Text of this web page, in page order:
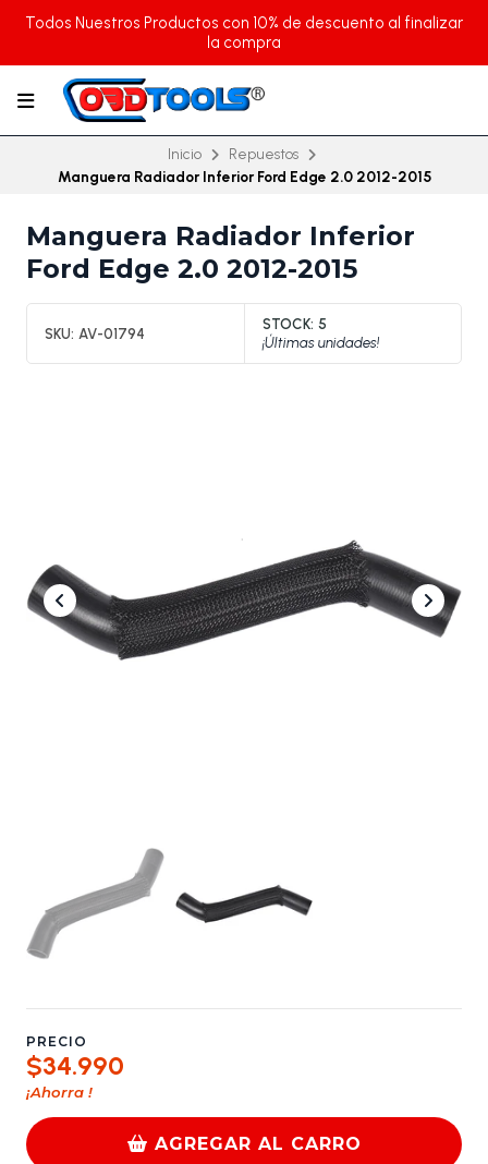
Todos Nuestros Productos con 10% de descuento al finalizar
la compra
Inicio
Repuestos
Manguera Radiador Inferior Ford Edge 2.0 2012-2015
Manguera Radiador Inferior
Ford Edge 2.0 2012-2015
SKU: AV-01794
STOCK: 5
¡Últimas unidades!
PRECIO
$34.990
¡Ahorra !
AGREGAR AL CARRO